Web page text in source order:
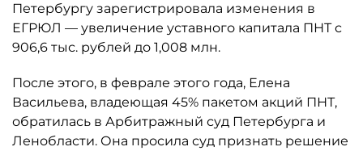
Петербургу зарегистрировала изменения в
ЕГРЮЛ — увеличение уставного капитала ПНТ с
906,6 тыс. рублей до 1,008 млн.
После этого, в феврале этого года, Елена
Васильева, владеющая 45% пакетом акций ПНТ,
обратилась в Арбитражный суд Петербурга и
Ленобласти. Она просила суд признать решение